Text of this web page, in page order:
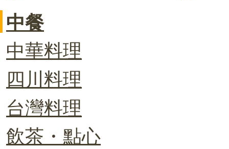
中餐
中華料理
四川料理
台灣料理
飲茶・點心